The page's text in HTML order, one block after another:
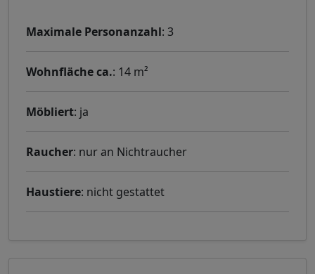
Maximale Personanzahl: 3
Wohnfläche ca.: 14 m²
Möbliert: ja
Raucher: nur an Nichtraucher
Haustiere: nicht gestattet